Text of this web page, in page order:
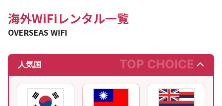
海外WiFiレンタル一覧
OVERSEAS WIFI
人気国 TOP CHOICE